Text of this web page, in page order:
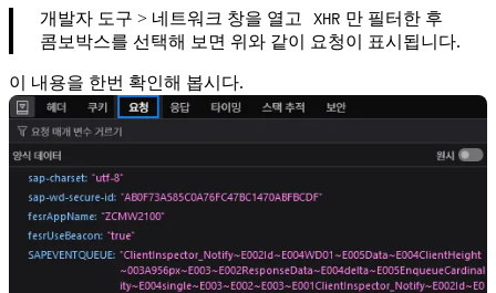
개발자 도구 > 네트워크 창을 열고 XHR 만 필터한 후
콤보박스를 선택해 보면 위와 같이 요청이 표시됩니다.
이 내용을 한번 확인해 봅시다.